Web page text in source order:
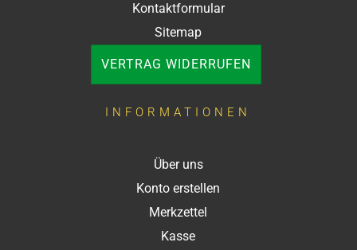
Kontaktformular
Sitemap
VERTRAG WIDERRUFEN
INFORMATIONEN
Über uns
Konto erstellen
Merkzettel
Kasse